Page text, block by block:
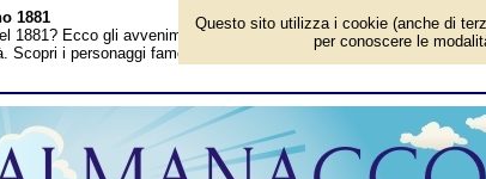
1881
1881? Ecco gli avvenimenti in Italia e all'estero, chi è nato, gli
Scopri i personaggi famosi. Per conoscere tutto sul 1881 (145 anni
Questo sito utilizza i cookie (anche di
per conoscere le